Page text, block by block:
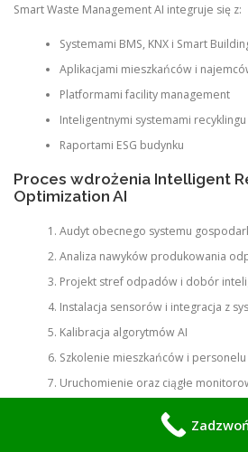
Smart Waste Management AI integruje się z:
Systemami BMS, KNX i Smart
Aplikacjami mieszkańców i
Platformami facility management
Inteligentnymi systemami
Raportami ESG budynku
Proces wdrożenia Intelligent
Optimization AI
Audyt obecnego systemu
Analiza nawyków produkowania
Projekt stref odpadów i dobór
Instalacja sensorów i integracja z
Kalibracja algorytmów AI
Szkolenie mieszkańców i personelu
Uruchomienie oraz ciągłe
Warszawa,
Kobyłka, Legionowo, Piaseczno, Konstancin-